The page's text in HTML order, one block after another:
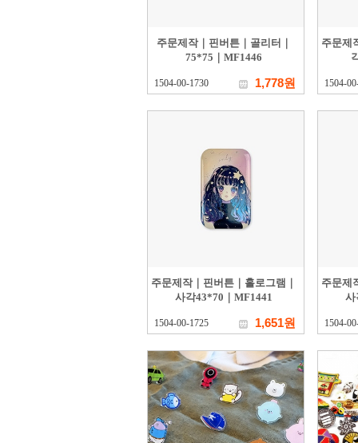
주문제작｜핀버튼｜골리터｜
75*75｜MF1446
1504-00-1730 1,778원
주문제
1504-
주문제작｜핀버튼｜홀로그램｜
사각43*70｜MF1441
1504-00-1725 1,651원
주문제
사
1504-